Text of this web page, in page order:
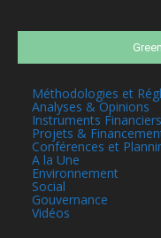
Méthodologies et
Analyses & Opinions
Instruments Financiers
Projets &
Conférences et
A la Une
Environnement
Social
Gouvernance
Vidéos